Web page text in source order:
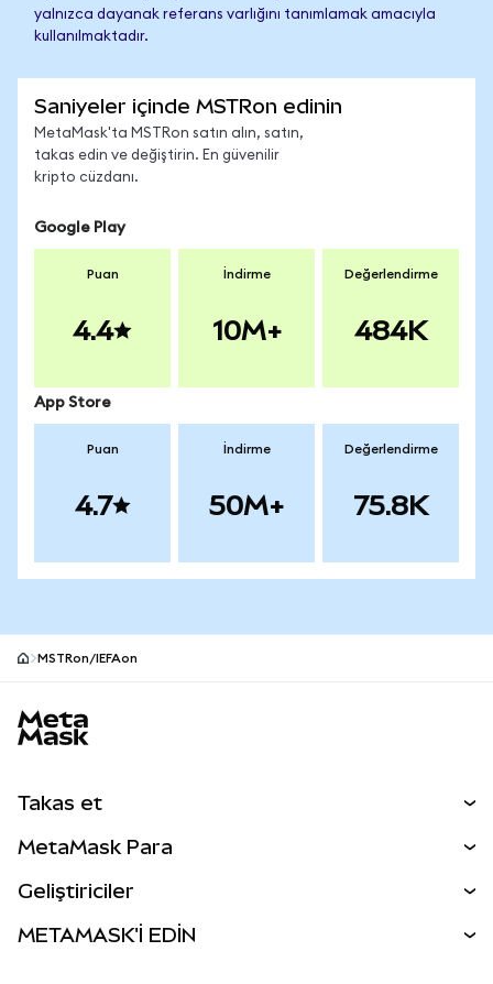
yalnızca dayanak referans varlığını tanımlamak amacıyla
kullanılmaktadır.
Saniyeler içinde MSTRon edinin
MetaMask'ta MSTRon satın alın, satın,
takas edin ve değiştirin. En güvenilir
kripto cüzdanı.
Google Play
Puan
4.4
İndirme
10M+
Değerlendirme
484K
App Store
Puan
4.7
İndirme
50M+
Değerlendirme
75.8K
MSTRon/IEFAon
Takas et
Perps
RWA'lar
MetaMask Para
Geliştiriciler
METAMASK'İ EDİN